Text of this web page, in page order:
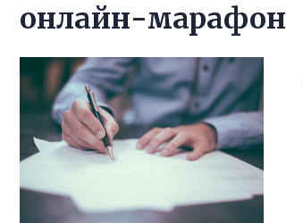
онлайн-марафон